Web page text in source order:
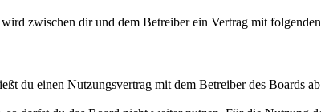
zwischen dir und dem Betreiber ein Vertrag mit folgenden
du einen Nutzungsvertrag mit dem Betreiber des Boards